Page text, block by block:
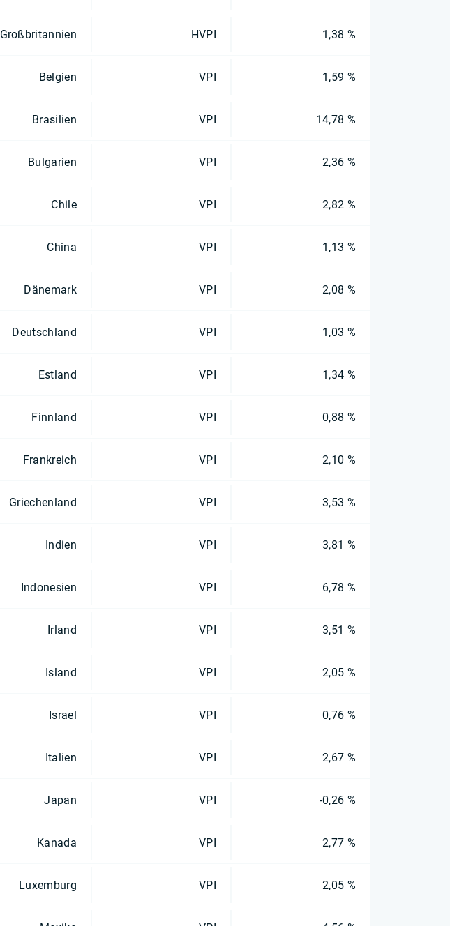
Großbritannien HVPI 1,38 %
Belgien VPI 1,59 %
Brasilien VPI 14,78 %
Bulgarien VPI 2,36 %
Chile VPI 2,82 %
China VPI 1,13 %
Dänemark VPI 2,08 %
Deutschland VPI 1,03 %
Estland VPI 1,34 %
Finnland VPI 0,88 %
Frankreich VPI 2,10 %
Griechenland VPI 3,53 %
Indien VPI 3,81 %
Indonesien VPI 6,78 %
Irland VPI 3,51 %
Island VPI 2,05 %
Israel VPI 0,76 %
Italien VPI 2,67 %
Japan VPI -0,26 %
Kanada VPI 2,77 %
Luxemburg VPI 2,05 %